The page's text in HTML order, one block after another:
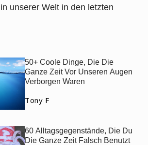
unserer Welt in den letzten
50+ Coole Dinge, Die Die
Ganze Zeit Vor Unseren Augen
Verborgen Waren
Tony F
60 Alltagsgegenstände, Die Du
Die Ganze Zeit Falsch Benutzt